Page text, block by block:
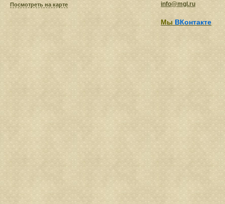
Посмотреть на карте info@mgl.ru
Мы ВКонтакте